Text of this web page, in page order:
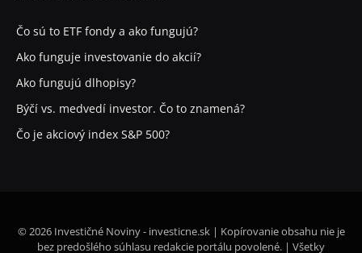
Čo sú to ETF fondy a ako fungujú?
Ako funguje investovanie do akcií?
Ako fungujú dlhopisy?
Býčí vs. medvedí investor. Čo to znamená?
Čo je akciový index S&P 500?
© 2026 Investičné Noviny - investicne.sk | Kopírovanie obsahu nie je
bez predošlého súhlasu redakcie portálu povolené. | Všetky